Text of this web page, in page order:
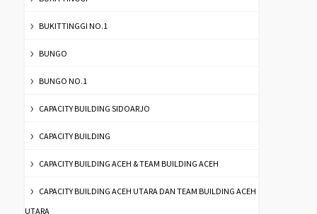
BUKITTINGGI NO.1
BUNGO
BUNGO NO.1
CAPACITY BUILDING SIDOARJO
CAPACITY BUILDING
CAPACITY BUILDING ACEH & TEAM BUILDING ACEH
CAPACITY BUILDING ACEH UTARA DAN TEAM BUILDING ACEH
UTARA